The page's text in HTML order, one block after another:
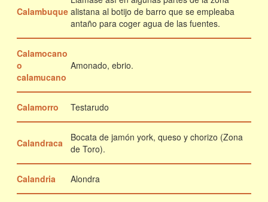
Calambuque alistana al botijo de barro que se empleaba
antaño para coger agua de las fuentes.
Calamocano
o
calamucano
Amonado, ebrio.
Calamorro Testarudo
Calandraca
Bocata de jamón york, queso y chorizo (Zona
de Toro).
Calandria Alondra